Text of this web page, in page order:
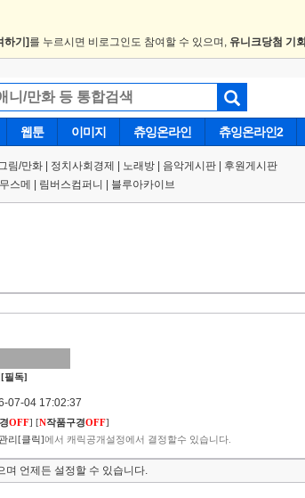
하기] 를 누르시면 비로그인도 참여할 수 있으며, 유니크당첨 기회
웹툰 이미지 츄잉온라인 츄잉온라인2
림/만화 정치사회경제 노래방 음악게시판 후원게시판
스메 림버스컴퍼니 블루아카이브
필독]
07-04 17:02:37
OFF] [N작품구경OFF]
리[클릭]에서 캐릭공개설정에서 결정할수 있습니다.
며 언제든 설정할 수 있습니다.